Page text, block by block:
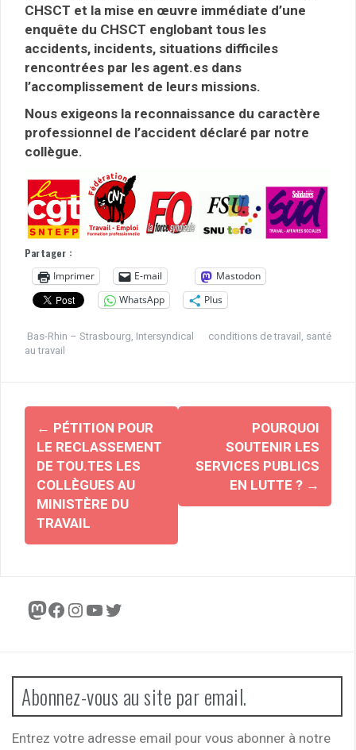
CHSCT et la mise en œuvre immédiate d’une
enquête du CHSCT englobant tous les
accidents, incidents, situations difficiles
rencontrées par les agent.es dans
l’accomplissement de leurs missions.
Nous exigeons la reconnaissance du caractère
professionnel de l’accident déclaré par notre
collègue.
Partager :
Imprimer
E-mail
Mastodon
WhatsApp
Plus
Bas-Rhin – Strasbourg Intersyndical conditions de travail
santé
au travail
Navigation
d'article
← PÉTITION POUR
LE RECLASSEMENT
DE TOU.TES LES
COLLÈGUES AU
MINISTÈRE DU
TRAVAIL
POURQUOI
SOUTENIR LES
SERVICES PUBLICS
EN LUTTE ? →
Mastodon
Facebook
Instagram
YouTube
Twitter
Abonnez-vous au site par email.
Entrez votre adresse email pour vous abonner à notre